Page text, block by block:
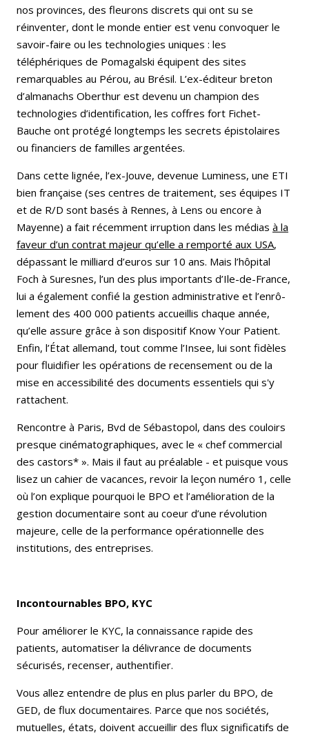
nos provinces, des fleurons discrets qui ont su se
réinventer, dont le monde entier est venu convoquer le
savoir-faire ou les technologies uniques : les
téléphériques de Pomagalski équipent des sites
remarquables au Pérou, au Brésil. L’ex-éditeur breton
d’almanachs Oberthur est devenu un champion des
technologies d’identification, les coffres fort Fichet-
Bauche ont protégé longtemps les secrets épistolaires
ou financiers de familles argentées.
Dans cette lignée, l’ex-Jouve, devenue Luminess, une ETI
bien française (ses centres de traitement, ses équipes IT
et de R/D sont basés à Rennes, à Lens ou encore à
Mayenne) a fait récem­ment irruption dans les médias à la
faveur d’un contrat majeur qu’elle a remporté aux USA,
dépassant le milliard d’euros sur 10 ans. Mais l’hôpital
Foch à Suresnes, l’un des plus importants d’Ile-de-France,
lui a également confié la gestion administrative et l’enrô­
lement des 400 000 patients accueillis chaque année,
qu’elle assure grâce à son dispositif Know Your Patient.
Enfin, l’État al­lemand, tout comme l’Insee, lui sont fidèles
pour fluidifier les opérations de recensement ou de la
mise en acces­sibilité des documents essentiels qui s'y
rattachent.
Rencontre à Paris, Bvd de Sébastopol, dans des couloirs
presque cinématographiques, avec le « chef commercial
des castors* ». Mais il faut au préalable - et puisque vous
lisez un cahier de vacances, revoir la leçon numéro 1, celle
où l’on explique pour­quoi le BPO et l’amélioration de la
gestion documentaire sont au coeur d’une révolution
majeure, celle de la performance opé­rationnelle des
institutions, des entreprises.
Incontournables BPO, KYC
Pour améliorer le KYC, la connaissance rapide des
patients, automatiser la délivrance de documents
sécurisés, recenser, au­thentifier.
Vous allez entendre de plus en plus parler du BPO, de
GED, de flux documentaires. Parce que nos sociétés,
mutuelles, états, doivent accueillir des flux significatifs de